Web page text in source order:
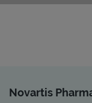
Novartis